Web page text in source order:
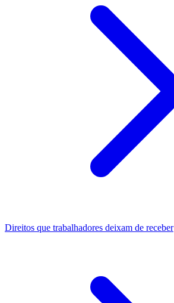
Direitos que trabalhadores deixam de receber